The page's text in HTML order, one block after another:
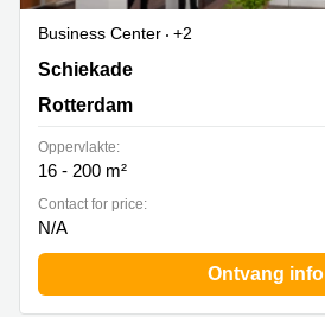
Business Center
+2
Schiekade 830, Rotterdam
Schiekade
Rotterdam
Oppervlakte:
16 - 200 m²
Contact for price:
N/A
Ontvang info